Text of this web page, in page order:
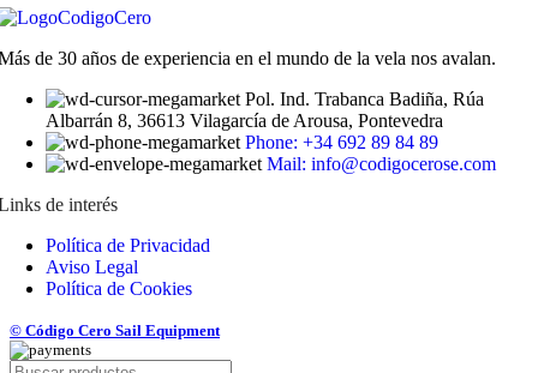
de 30 años de experiencia en el mundo de la vela nos avalan.
Pol. Ind. Trabanca Badiña, Rúa
Albarrán 8, 36613 Vilagarcía de Arousa, Pontevedra
Phone: +34 692 89 84 89
Mail: info@codigocerose.com
de interés
Política de Privacidad
Aviso Legal
Política de Cookies
© Código Cero Sail Equipment